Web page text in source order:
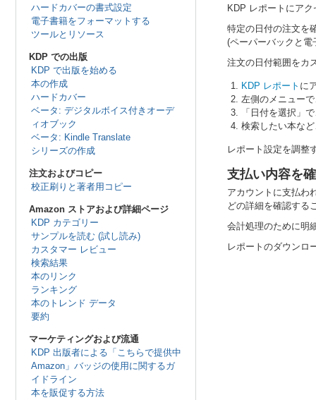
ハードカバーの書式設定
電子書籍をフォーマットする
ツールとリソース
KDP での出版
KDP で出版を始める
本の作成
ハードカバー
ベータ: デジタルボイス付きオーデ
ィオブック
ベータ: Kindle Translate
シリーズの作成
注文およびコピー
校正刷りと著者用コピー
Amazon ストアおよび詳細ページ
KDP カテゴリー
サンプルを読む (試し読み)
カスタマー レビュー
検索結果
本のリンク
ランキング
本のトレンド データ
要約
マーケティングおよび流通
KDP 出版者による「こちらで提供中
Amazon」バッジの使用に関するガ
イドライン
本を販促する方法
KDP レポートにア
特定の日付の注文を
(ペーパーバックと
注文の日付範囲をカ
KDP レポート に
左側のメニュー
「日付を選択」
検索したい本な
レポート設定を調整
支払い内容を
アカウントに支払わ
どの詳細を確認する
会計処理のために明
レポートのダウンロ